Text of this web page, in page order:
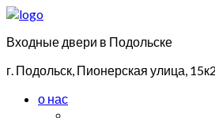
Входные двери в Подольске
г. Подольск, Пионерская улица, 15к2
о нас